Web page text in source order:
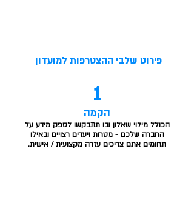
פירוט שלבי ההצטרפות למועדון
1
הקמה
הכולל מילוי שאלון ובו תתבקשו לספק מידע על
החברה שלכם - מטרות ויעדים רצויים ובאילו
תחומים אתם צריכים עזרה מקצועית / אישית.